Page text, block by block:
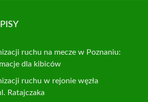
ruchu na mecze w Poznaniu:
dla kibiców
ruchu w rejonie węzła
Ratajczaka